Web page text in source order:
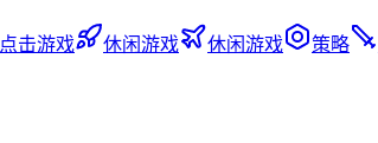
点击游戏 休闲游戏 休闲游戏 策略